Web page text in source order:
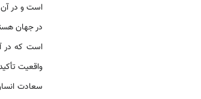
است و در آن
در جهان
است که در
واقعیت
سعادت